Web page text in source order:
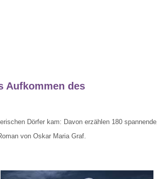
Aufkommen des
Dörfer kam: Davon erzählen 180 spannende,
von Oskar Maria Graf.